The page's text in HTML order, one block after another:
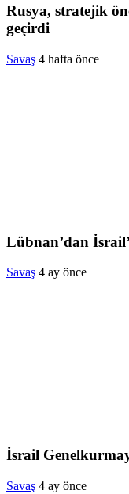
Rusya, stratejik
geçirdi
Savaş 4 hafta önce
Lübnan’dan
Savaş 4 ay önce
İsrail
Savaş 4 ay önce